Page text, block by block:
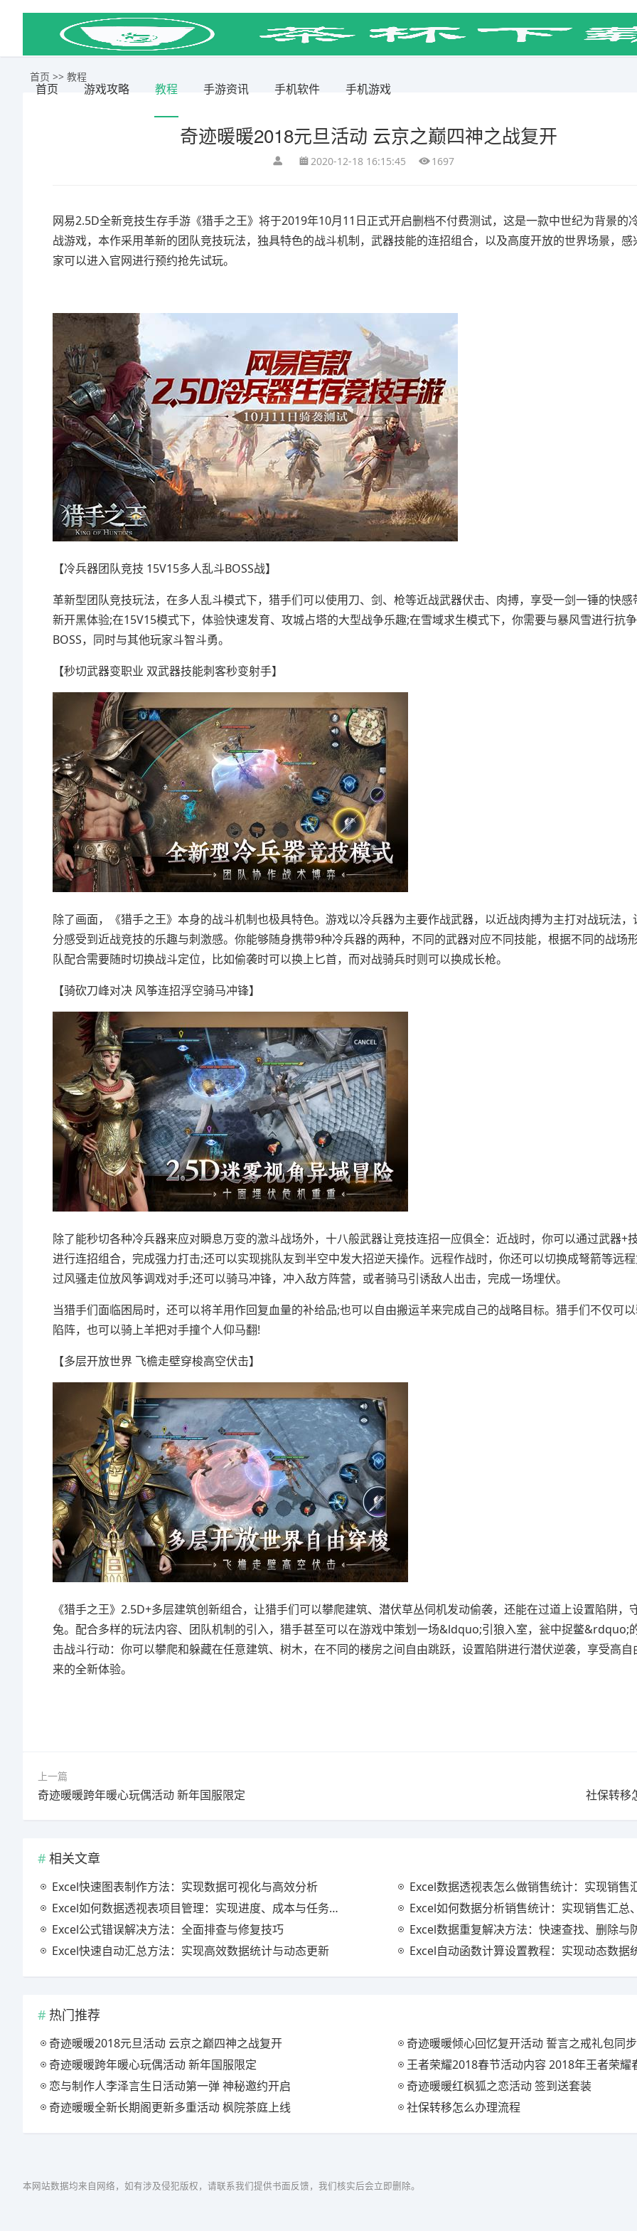
首页 游戏攻略 教程 手游资讯 手机软件 手机游戏
首页 >> 教程
奇迹暖暖2018元旦活动 云京之巅四神之战复开
2020-12-18 16:15:45 1697
网易2.5D全新竞技生存手游《猎手之王》将于2019年10月11日正式开启删档不付费测试，这是一款中世纪为背景的
战游戏，本作采用革新的团队竞技玩法，独具特色的战斗机制，武器技能的连招组合，以及高度开放的世界场景，感
家可以进入官网进行预约抢先试玩。
【冷兵器团队竞技 15V15多人乱斗BOSS战】
革新型团队竞技玩法，在多人乱斗模式下，猎手们可以使用刀、剑、枪等近战武器伏击、肉搏，享受一剑一锤的快感
新开黑体验;在15V15模式下，体验快速发育、攻城占塔的大型战争乐趣;在雪域求生模式下，你需要与暴风雪进行抗
BOSS，同时与其他玩家斗智斗勇。
【秒切武器变职业 双武器技能刺客秒变射手】
除了画面，《猎手之王》本身的战斗机制也极具特色。游戏以冷兵器为主要作战武器，以近战肉搏为主打对战玩法，
分感受到近战竞技的乐趣与刺激感。你能够随身携带9种冷兵器的两种，不同的武器对应不同技能，根据不同的战场
队配合需要随时切换战斗定位，比如偷袭时可以换上匕首，而对战骑兵时则可以换成长枪。
【骑砍刀峰对决 风筝连招浮空骑马冲锋】
除了能秒切各种冷兵器来应对瞬息万变的激斗战场外，十八般武器让竞技连招一应俱全：近战时，你可以通过武器+
进行连招组合，完成强力打击;还可以实现挑队友到半空中发大招逆天操作。远程作战时，你还可以切换成弩箭等远
过风骚走位放风筝调戏对手;还可以骑马冲锋，冲入敌方阵营，或者骑马引诱敌人出击，完成一场埋伏。
当猎手们面临困局时，还可以将羊用作回复血量的补给品;也可以自由搬运羊来完成自己的战略目标。猎手们不仅可
陷阵，也可以骑上羊把对手撞个人仰马翻!
【多层开放世界 飞檐走壁穿梭高空伏击】
《猎手之王》2.5D+多层建筑创新组合，让猎手们可以攀爬建筑、潜伏草丛伺机发动偷袭，还能在过道上设置陷阱，
兔。配合多样的玩法内容、团队机制的引入，猎手甚至可以在游戏中策划一场&ldquo;引狼入室，瓮中捉鳖&rdquo;
击战斗行动：你可以攀爬和躲藏在任意建筑、树木，在不同的楼房之间自由跳跃，设置陷阱进行潜伏逆袭，享受高自
来的全新体验。
上一篇
奇迹暖暖跨年暖心玩偶活动 新年国服限定 社保转移
相关文章
Excel快速图表制作方法：实现数据可视化与高效分析
Excel数据透视表怎么做销售统计：实现销售汇总、分
Excel如何数据透视表项目管理：实现进度、成本与任务的高效分析
Excel如何数据分析销售统计：实现销售汇总、趋势分
Excel公式错误解决方法：全面排查与修复技巧
Excel数据重复解决方法：快速查找、删除与
Excel快速自动汇总方法：实现高效数据统计与动态更新
Excel自动函数计算设置教程：实现动态数据统
热门推荐
奇迹暖暖2018元旦活动 云京之巅四神之战复开
奇迹暖暖倾心回忆复开活动 誓言之戒礼包同
奇迹暖暖跨年暖心玩偶活动 新年国服限定
王者荣耀2018春节活动内容 2018年王者荣耀
恋与制作人李泽言生日活动第一弹 神秘邀约开启
奇迹暖暖红枫狐之恋活动 签到送套装
奇迹暖暖全新长期阁更新多重活动 枫院茶庭上线
社保转移怎么办理流程
本网站数据均来自网络，如有涉及侵犯版权，请联系我们提供书面反馈，我们核实后会立即删除。